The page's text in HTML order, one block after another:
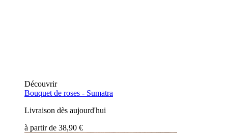
Découvrir
Bouquet de roses - Sumatra
Livraison dès aujourd'hui
à partir de 38,90 €